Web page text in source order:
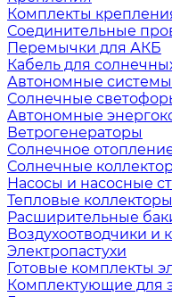
Комплекты
Соединительные
Перемычки для АКБ
Кабель для
Автономные
Солнечные
Автономные
Ветрогенераторы
Солнечное
Солнечные
Насосы и насосные
Тепловые коллекторы
Расширительные
Воздухоотводчики и
Электропастухи
Готовые комплекты
Комплектующие для